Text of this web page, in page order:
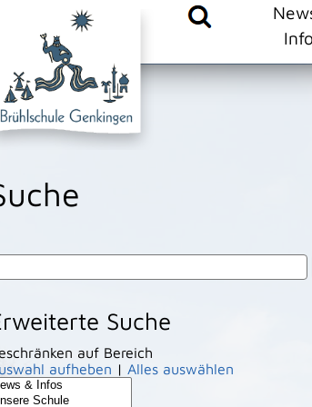
"/site/Sonnenbuehl-Bruehlschule/
Suche
auf Bereich
aufheben | Alles auswählen